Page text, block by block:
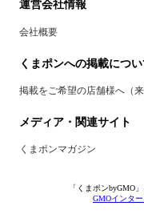
運営会社情報
会社概要
くまポンへの掲載につい
掲載をご希望の店舗様へ（来
メディア・関連サイト
くまポンマガジン
「くまポンbyGMO
GMOインタ